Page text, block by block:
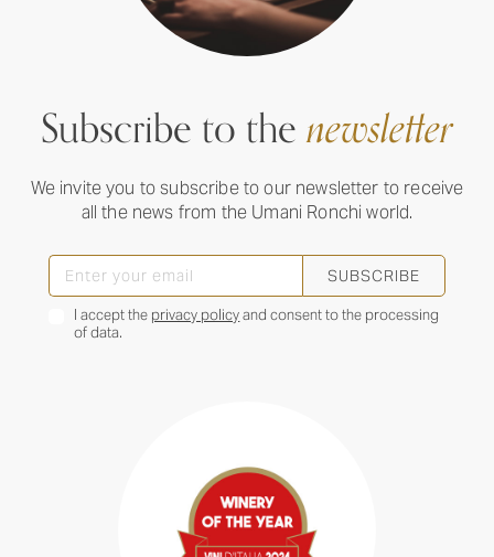
Subscribe to thenewsletter
We invite you to subscribe to our newsletter to receive
all the news from the Umani Ronchi world.
SUBSCRIBE
I accept the privacy policyand consent to the processing
of data.